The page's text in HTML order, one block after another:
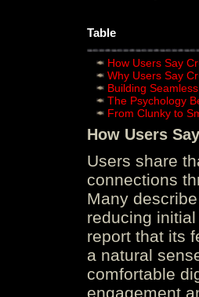
Table
How Users Say
Why Users Say
Building
The Psychology
From Clunky to
How Users
Users share
connections
Many
reducing
report that its
a natural
comfortable
engagement